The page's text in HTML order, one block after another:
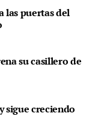
las puertas del
su casillero de
sigue creciendo